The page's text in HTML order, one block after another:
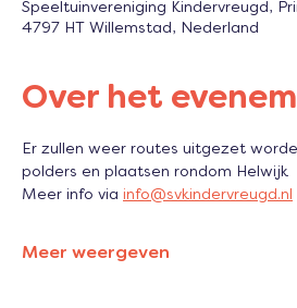
Speeltuinvereniging Kindervreugd,
4797 HT Willemstad, Nederland
Over het
Er zullen weer routes uitgezet
polders en plaatsen rondom Helwijk
Meer info via info@svkindervreugd.nl
Meer weergeven